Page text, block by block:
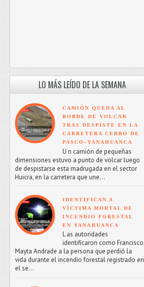
LO MÁS LEÍDO DE LA SEMANA
CAMIÓN QUEDA AL
BORDE DE VOLCAR
TRAS DESPISTE EN LA
CARRETERA CERRO DE
PASCO–YANAHUANCA
U n camión de pequeñas
dimensiones estuvo a punto de volcar luego
de despistarse esta madrugada en el sector
Huicra, en la carretera que une...
IDENTIFICAN A
VÍCTIMA MORTAL DE
INCENDIO FORESTAL
EN YANAHUANCA
L as autoridades
identificaron como Francisco
Mayta Andrade a la persona que perdió la
vida durante el incendio forestal registrado en
el se...